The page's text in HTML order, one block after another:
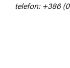
telefon: +386